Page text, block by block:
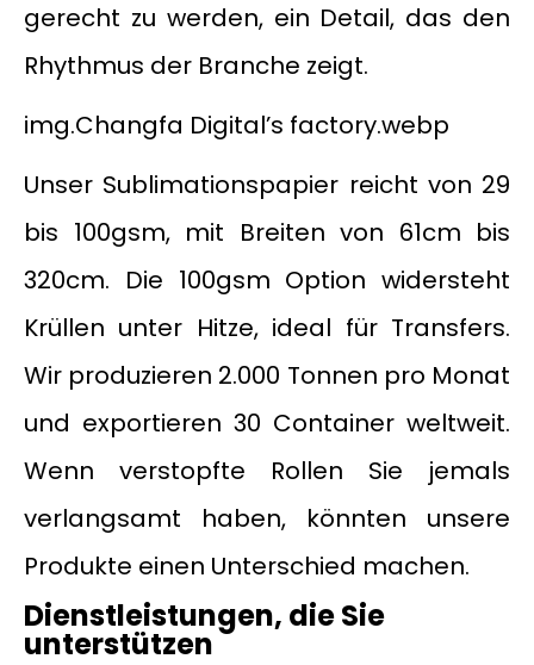
gerecht zu werden, ein Detail, das den
Rhythmus der Branche zeigt.
img.Changfa Digital’s factory.webp
Unser Sublimationspapier reicht von 29
bis 100gsm, mit Breiten von 61cm bis
320cm. Die 100gsm Option widersteht
Krüllen unter Hitze, ideal für Transfers.
Wir produzieren 2.000 Tonnen pro Monat
und exportieren 30 Container weltweit.
Wenn verstopfte Rollen Sie jemals
verlangsamt haben, könnten unsere
Produkte einen Unterschied machen.
Dienstleistungen, die Sie
unterstützen